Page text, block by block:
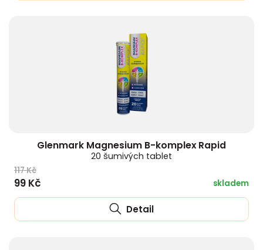
Glenmark Magnesium B-komplex Rapid
20 šumivých tablet
117 Kč
99 Kč skladem
Detail